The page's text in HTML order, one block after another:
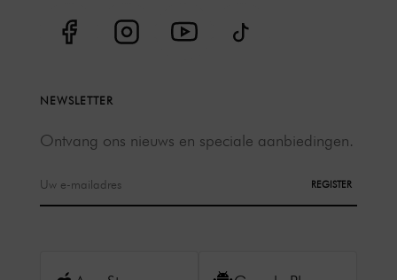
NEWSLETTER
Ontvang ons nieuws en speciale aanbiedingen.
REGISTER